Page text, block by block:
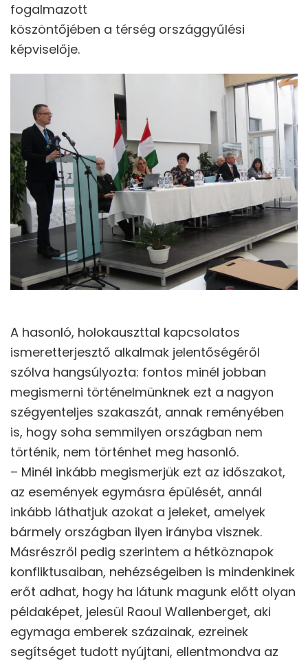
fogalmazott
köszöntőjében a térség országgyűlési
képviselője.
A hasonló, holokauszttal kapcsolatos
ismeretterjesztő alkalmak jelentőségéről
szólva hangsúlyozta: fontos minél jobban
megismerni történelmünknek ezt a nagyon
szégyenteljes szakaszát, annak reményében
is, hogy soha semmilyen országban nem
történik, nem történhet meg hasonló.
– Minél inkább megismerjük ezt az időszakot,
az események egymásra épülését, annál
inkább láthatjuk azokat a jeleket, amelyek
bármely országban ilyen irányba visznek.
Másrészről pedig szerintem a hétköznapok
konfliktusaiban, nehézségeiben is mindenkinek
erőt adhat, hogy ha látunk magunk előtt olyan
példaképet, jelesül Raoul Wallenberget, aki
egymaga emberek százainak, ezreinek
segítséget tudott nyújtani, ellentmondva az